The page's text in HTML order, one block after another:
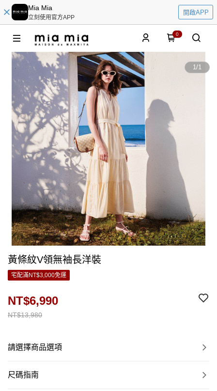
Mia Mia
立刻使用官方APP
開啟APP
0
1/1
黃條紋V領無袖長洋裝
宅配滿NT$3,000免運
NT$13,980
NT$6,990
請選擇商品選項
尺碼指南